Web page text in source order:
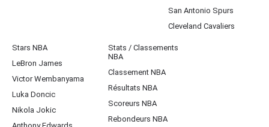
San Antonio Spurs
Cleveland Cavaliers
Stars NBA
LeBron James
Victor Wembanyama
Luka Doncic
Nikola Jokic
Stats / Classements
NBA
Classement NBA
Résultats NBA
Scoreurs NBA
Rebondeurs NBA